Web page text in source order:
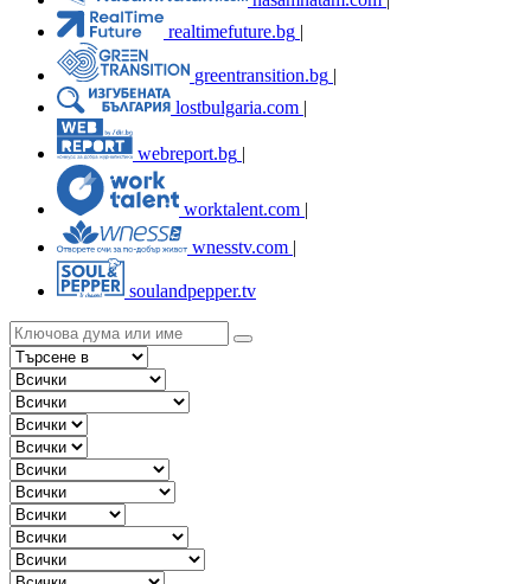
realtimefuture.bg |
greentransition.bg |
lostbulgaria.com |
webreport.bg
worktalent.com |
wnesstv.com |
soulandpepper.tv